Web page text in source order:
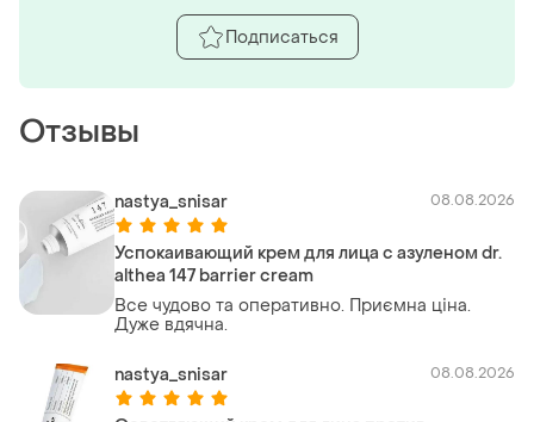
Отзывы
nastya_snisar 08.08.2026
Успокаивающий крем для лица с азуленом dr.
althea 147 barrier cream
Все чудово та оперативно. Приємна ціна.
Дуже вдячна.
nastya_snisar 08.08.2026
Подписаться